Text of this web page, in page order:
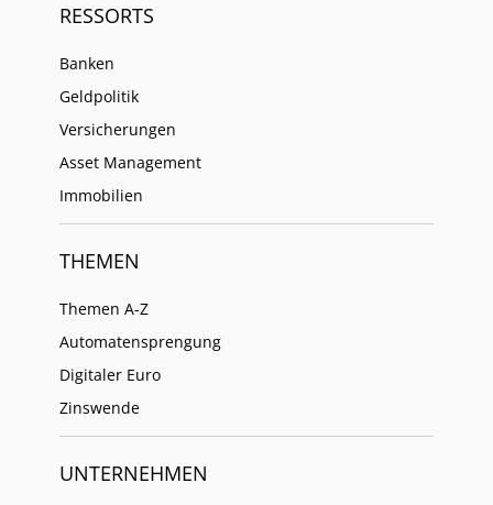
RESSORTS
Banken
Geldpolitik
Versicherungen
Asset Management
Immobilien
THEMEN
Themen A-Z
Automatensprengung
Digitaler Euro
Zinswende
UNTERNEHMEN